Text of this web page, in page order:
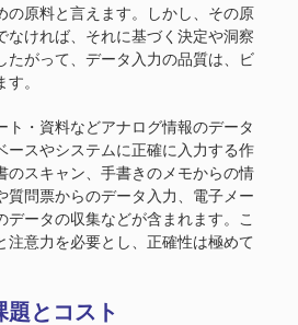
の原料と言えます。しかし、その原
なければ、それに基づく決定や洞察
たがって、データ入力の品質は、ビ
。
ト・資料などアナログ情報のデータ
ースやシステムに正確に入力する作
のスキャン、手書きのメモからの情
質問票からのデータ入力、電子メー
データの収集などが含まれます。こ
注意力を必要とし、正確性は極めて
とコスト